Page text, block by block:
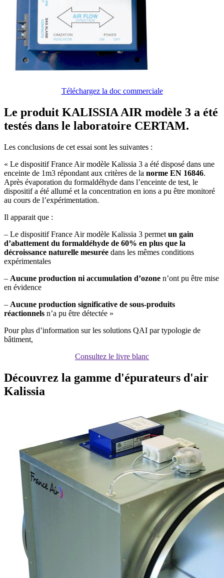
Téléchargez la doc commerciale
Le produit KALISSIA AIR modèle 3 a été
testés dans le laboratoire CERTAM.
Les conclusions de cet essai sont les suivantes :
« Le dispositif France Air modèle Kalissia 3 a été disposé dans une
enceinte de 1m3 répondant aux critères de la norme EN 16846.
Après évaporation du formaldéhyde dans l’enceinte de test, le
dispositif a été allumé et la concentration en ions a pu être monitoré
au cours de l’expérimentation.
Il apparait que :
– Le dispositif France Air modèle Kalissia 3 permet un gain
d’abattement du formaldéhyde de 60% en plus que la
décroissance naturelle mesurée dans les mêmes conditions
expérimentales
– Aucune production ni accumulation d’ozone n’ont pu être mise
en évidence
– Aucune production significative de sous-produits
réactionnels n’a pu être détectée »
Pour plus d’information sur les solutions QAI par typologie de
bâtiment,
Consultez le livre blanc
Découvrez la gamme d'épurateurs d'air
Kalissia